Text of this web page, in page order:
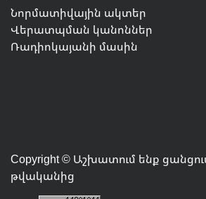
Նորմատիվային ակտեր
Վերատպման կանոններ
Ռադիոկայանի մասին
Copyright © Աշխատում ենք
թվականից